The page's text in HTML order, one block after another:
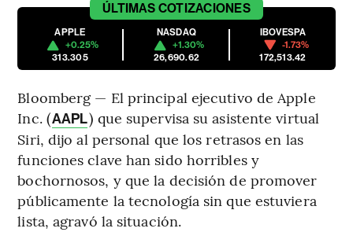
ÚLTIMAS COTIZACIONES
APPLE
+0.25%
313.305
NASDAQ
+1.30%
26,690.62
IBOVESPA
-1.73%
172,513.42
Bloomberg — El principal ejecutivo de Apple
Inc. (AAPL) que supervisa su asistente virtual
Siri, dijo al personal que los retrasos en las
funciones clave han sido horribles y
bochornosos, y que la decisión de promover
públicamente la tecnología sin que estuviera
lista, agravó la situación.